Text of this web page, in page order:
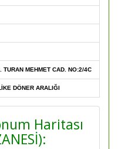
TURAN MEHMET CAD. NO:2/4C
DÖNER ARALIĞI
Haritası